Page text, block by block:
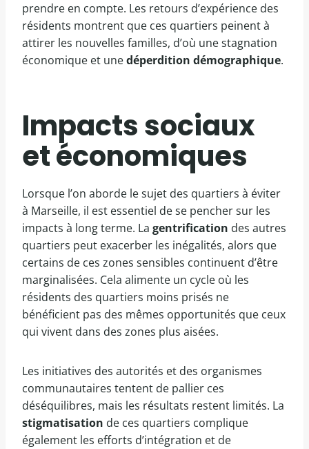
prendre en compte. Les retours d’expérience des
résidents montrent que ces quartiers peinent à
attirer les nouvelles familles, d’où une stagnation
économique et unedéperdition démographique.
Impacts sociaux
et économiques
Lorsque l’on aborde le sujet des quartiers à éviter
à Marseille, il est essentiel de se pencher sur les
impacts à long terme. La gentrification des autres
quartiers peut exacerber les inégalités, alors que
certains de ces zones sensibles continuent d’être
marginalisées. Cela alimente un cycle où les
résidents des quartiers moins prisés ne
bénéficient pas des mêmes opportunités que ceux
qui vivent dans des zones plus aisées.
Les initiatives des autorités et des organismes
communautaires tentent de pallier ces
déséquilibres, mais les résultats restent limités. La
stigmatisation de ces quartiers complique
également les efforts d’intégration et de